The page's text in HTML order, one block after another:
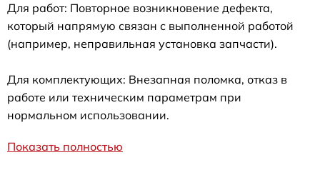
Для работ: Повторное возникновение дефекта,
который напрямую связан с выполненной работой
(например, неправильная установка запчасти).
Для комплектующих: Внезапная поломка, отказ в
работе или техническим параметрам при
нормальном использовании.
Показать полностью